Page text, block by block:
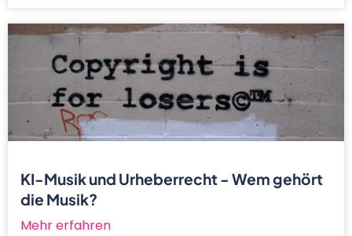
KI-Musik und Urheberrecht - Wem gehört
die Musik?
Mehr erfahren